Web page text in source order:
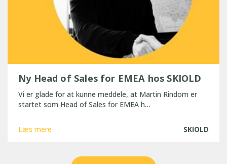
Ny Head of Sales for EMEA hos SKIOLD
Vi er glade for at kunne meddele, at Martin Rindom er
startet som Head of Sales for EMEA h…
Læs mere SKIOLD